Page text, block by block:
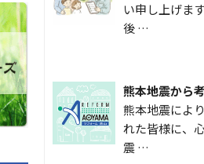
い申し上げま
後 …
熊本地震から
熊本地震によ
れた皆様に、
震 …